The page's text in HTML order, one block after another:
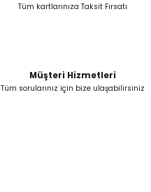
Tüm kartlarınıza Taksit Fırsatı
Müşteri Hizmetleri
Tüm sorularınız için bize ulaşabilirsiniz